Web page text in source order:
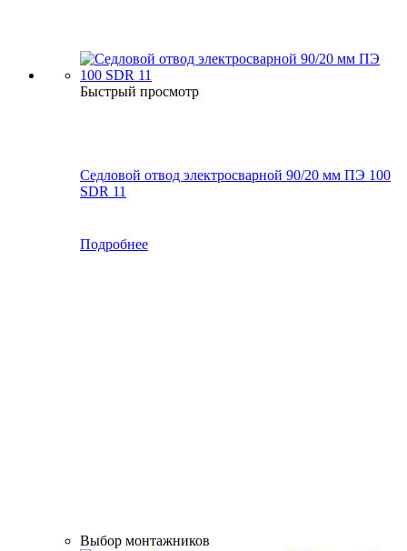
Быстрый просмотр
Седловой отвод электросварной 90/20 мм ПЭ 100
SDR 11
Подробнее
Выбор монтажников